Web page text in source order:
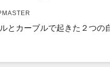
とカーブルで起きた２つの